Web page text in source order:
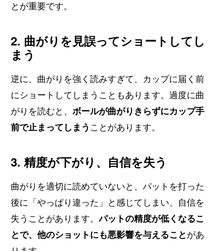
とが重要です。
2. 曲がりを見誤ってショートしてし
まう
逆に、曲がりを強く読みすぎて、カップに届く前
にショートしてしまうこともあります。過度に曲
がりを読むと、ボールが曲がりきらずにカップ手
前で止まってしまう ことがあります。
3. 精度が下がり、自信を失う
曲がりを適切に読めていないと、パットを打った
後に「やっぱり違った」と感じてしまい、自信を
失うことがあります。パットの精度が低くなるこ
とで、他のショットにも悪影響を与えることがあ